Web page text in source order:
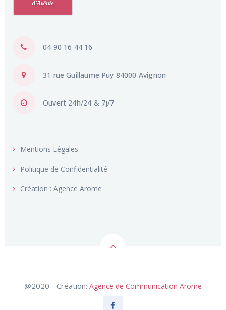
04 90 16 44 16
31 rue Guillaume Puy 84000 Avignon
Ouvert 24h/24 & 7j/7
Mentions Légales
Politique de Confidentialité
Création : Agence Arome
@2020 - Création: Agence de Communication Arome